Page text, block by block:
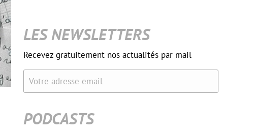
LES NEWSLETTERS
Recevez gratuitement nos actualités par mail
Votre adresse email
PODCASTS